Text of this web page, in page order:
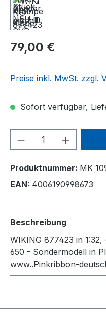
79,00 €
Preise inkl. MwSt. zzgl.
Sofort verfügbar,
Produkt Anzahl:
Produktnummer: MK
EAN: 4006190998673
Beschreibung
WIKING 877423 in
650 - Sondermodell in
www..Pinkribbon-